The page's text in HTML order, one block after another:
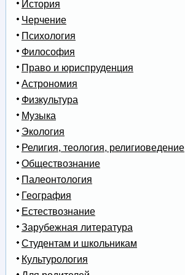
История
Черчение
Психология
Философия
Право и юриспруденция
Астрономия
Физкультура
Музыка
Экология
Религия, теология, религиоведение
Обществознание
Палеонтология
География
Естествознание
Зарубежная литература
Студентам и школьникам
Культурология